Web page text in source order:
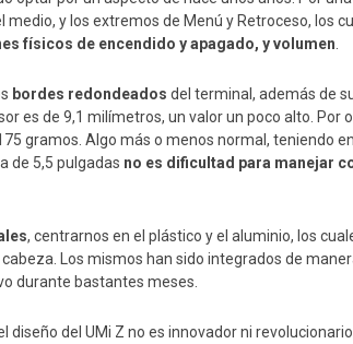
medio, y los extremos de Menú y Retroceso, los
físicos de encendido y apagado, y volumen
bordes redondeados del terminal, además de
es de 9,1 milímetros, un valor un poco alto. Por
gramos. Algo más o menos normal, teniendo
de 5,5 pulgadas no es dificultad para manejar
, centrarnos en el plástico y el aluminio, los
Los mismos han sido integrados de
durante bastantes meses.
diseño del UMi Z no es innovador ni